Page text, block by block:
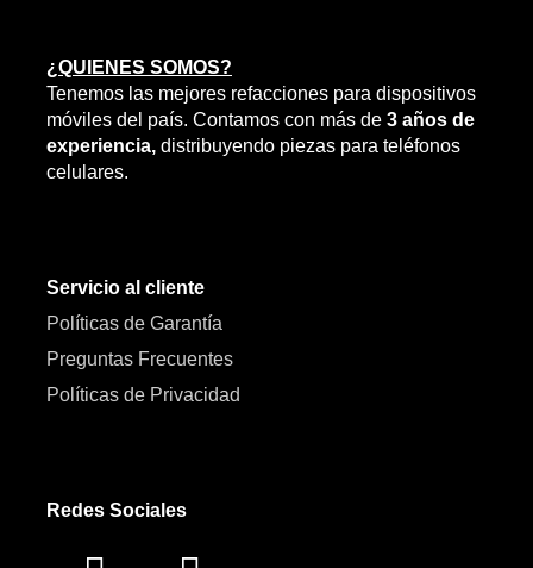
¿QUIENES SOMOS?
Tenemos las mejores refacciones para dispositivos
móviles del país. Contamos con más de 3 años de
experiencia, distribuyendo piezas para teléfonos
celulares.
Servicio al cliente
Políticas de Garantía
Preguntas Frecuentes
Políticas de Privacidad
Redes Sociales